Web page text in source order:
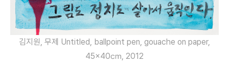
김지원, 무제 Untitled, ballpoint pen, gouache on paper,
45×40㎝, 2012